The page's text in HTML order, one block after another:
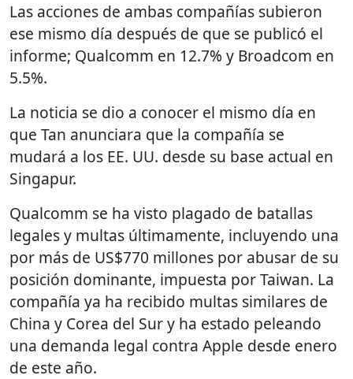
Las acciones de ambas compañías subieron
ese mismo día después de que se publicó el
informe; Qualcomm en 12.7% y Broadcom en
5.5%.
La noticia se dio a conocer el mismo día en
que Tan anunciara que la compañía se
mudará a los EE. UU. desde su base actual en
Singapur.
Qualcomm se ha visto plagado de batallas
legales y multas últimamente, incluyendo una
por más de US$770 millones por abusar de su
posición dominante, impuesta por Taiwan. La
compañía ya ha recibido multas similares de
China y Corea del Sur y ha estado peleando
una demanda legal contra Apple desde enero
de este año.